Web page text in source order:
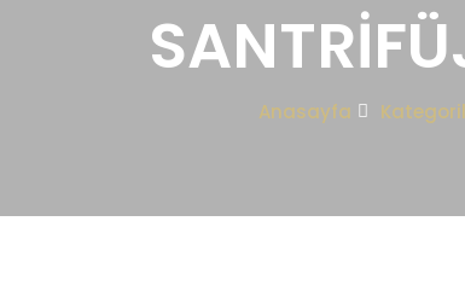
Anasayfa